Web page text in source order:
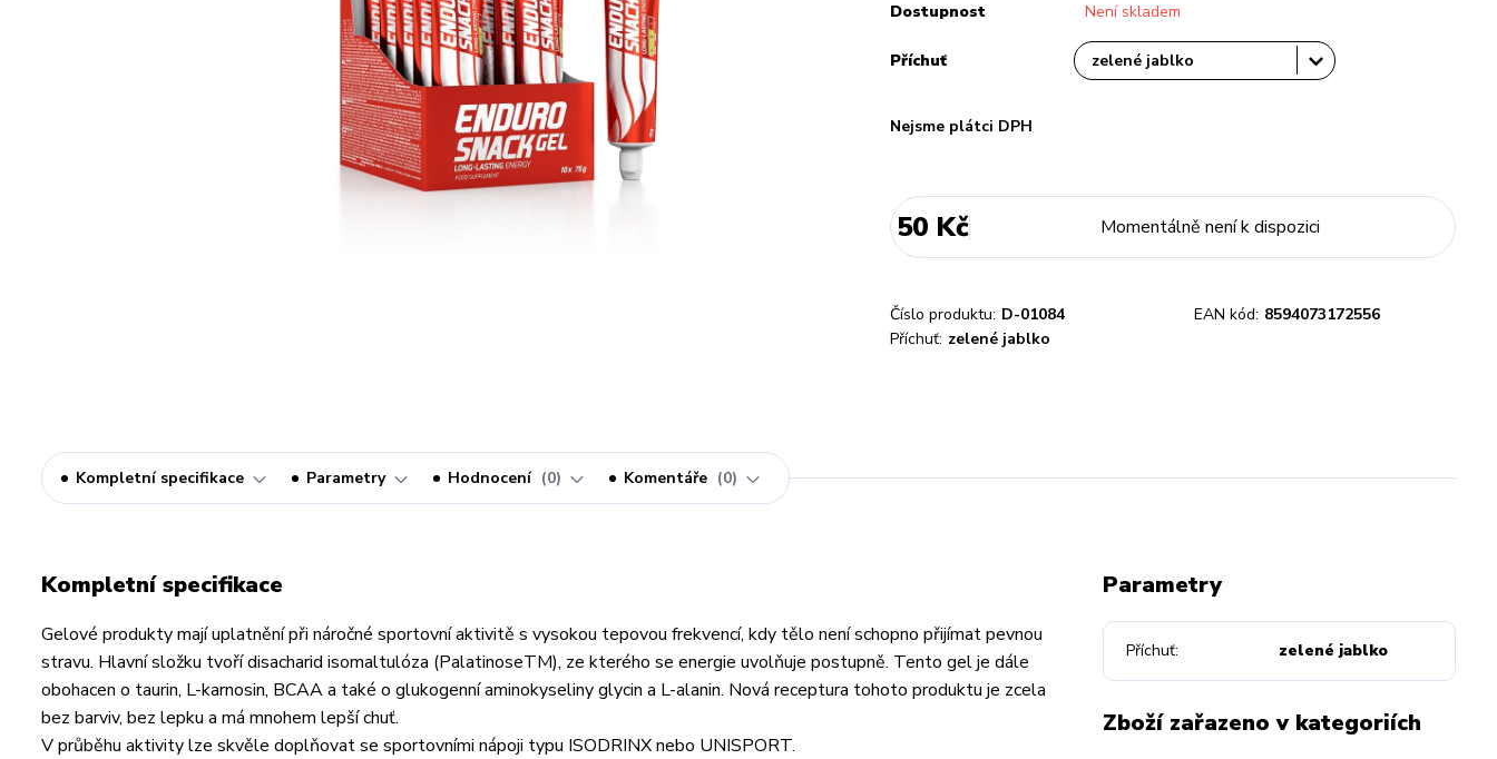
Dostupnost Není skladem
Příchuť
Nejsme plátci DPH
50 Kč Momentálně není k dispozici
Číslo produktu: D-01084 EAN kód: 8594073172556
Příchuť: zelené jablko
Kompletní specifikace Parametry Hodnocení 0 Komentáře 0
Kompletní specifikace
Gelové produkty mají uplatnění při náročné sportovní aktivitě s vysokou tepovou frekvencí, kdy tělo není schopno přijímat pevnou
stravu. Hlavní složku tvoří disacharid isomaltulóza (PalatinoseTM), ze kterého se energie uvolňuje postupně. Tento gel je dále
obohacen o taurin, L-karnosin, BCAA a také o glukogenní aminokyseliny glycin a L-alanin. Nová receptura tohoto produktu je zcela
bez barviv, bez lepku a má mnohem lepší chuť.
V průběhu aktivity lze skvěle doplňovat se sportovními nápoji typu ISODRINX nebo UNISPORT.
Parametry
Příchuť zelené jablko
Zboží zařazeno v kategoriích